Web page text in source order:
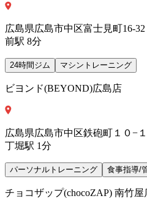
広島県広島市中区富士見町16-
前駅 8分
24時間ジム マシントレーニング
ビヨンド(BEYOND)広島店
広島県広島市中区鉄砲町１０−
丁堀駅 1分
パーソナルトレーニング 食事指導/
チョコザップ(chocoZAP) 南竹屋